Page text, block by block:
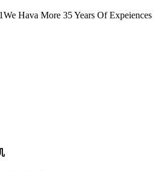
We Hava More 35 Years Of Expeiences